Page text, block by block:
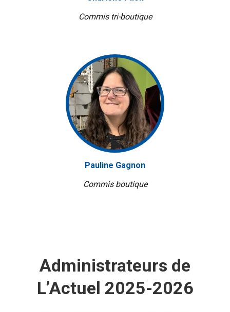
Commis tri-boutique
Pauline Gagnon
Commis boutique
Administrateurs de
L’Actuel 2025-2026